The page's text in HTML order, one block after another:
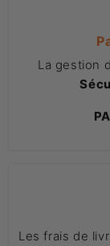
La gestion
Les frais de